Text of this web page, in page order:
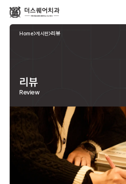
Home 게시판 리뷰
리뷰
Review